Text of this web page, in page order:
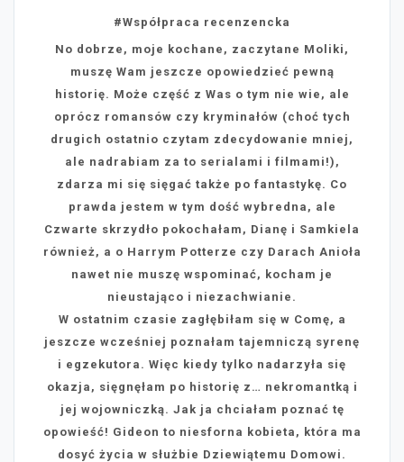
#Współpraca recenzencka
No dobrze, moje kochane, zaczytane Moliki,
muszę Wam jeszcze opowiedzieć pewną
historię. Może część z Was o tym nie wie, ale
oprócz romansów czy kryminałów (choć tych
drugich ostatnio czytam zdecydowanie mniej,
ale nadrabiam za to serialami i filmami!),
zdarza mi się sięgać także po fantastykę. Co
prawda jestem w tym dość wybredna, ale
Czwarte skrzydło pokochałam, Dianę i Samkiela
również, a o Harrym Potterze czy Darach Anioła
nawet nie muszę wspominać, kocham je
nieustająco i niezachwianie.
W ostatnim czasie zagłębiłam się w Comę, a
jeszcze wcześniej poznałam tajemniczą syrenę
i egzekutora. Więc kiedy tylko nadarzyła się
okazja, sięgnęłam po historię z… nekromantką i
jej wojowniczką. Jak ja chciałam poznać tę
opowieść! Gideon to niesforna kobieta, która ma
dosyć życia w służbie Dziewiątemu Domowi.